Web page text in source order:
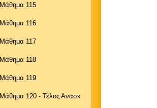
Μάθημα 115
Μάθημα 116
Μάθημα 117
Μάθημα 118
Μάθημα 119
Μάθημα 120 - Τέλος Ανασκ